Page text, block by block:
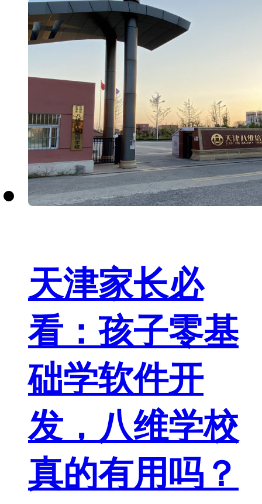
天津家长必
看：孩子零基
础学软件开
发，八维学校
真的有用吗？